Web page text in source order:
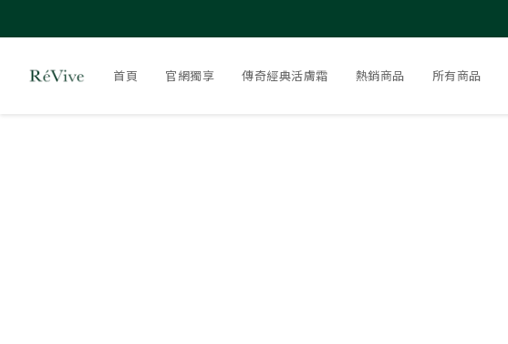
首頁 官網獨享 傳奇經典活膚霜 熱銷商品 所有商品